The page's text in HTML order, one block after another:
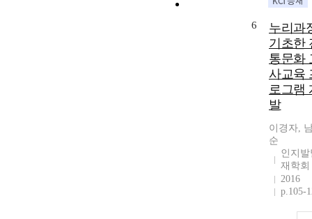
6
누리과
기초한
통문화
사교육
로그램
발
이경자,
순
인지
재학회
2016
p.105-